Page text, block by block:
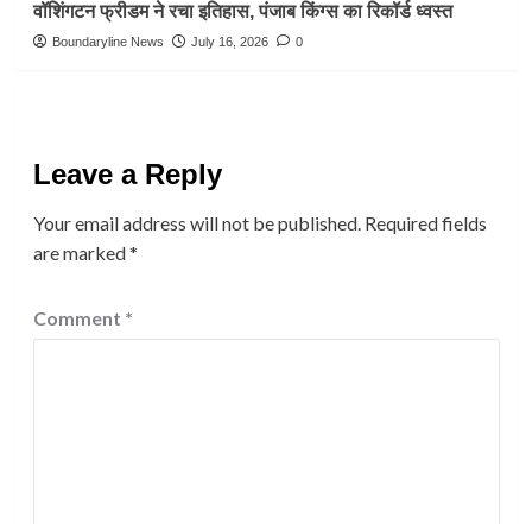
वॉशिंगटन फ्रीडम ने रचा इतिहास, पंजाब किंग्स का रिकॉर्ड ध्वस्त
Boundaryline News July 16, 2026 0
Leave a Reply
Your email address will not be published. Required fields
are marked*
Comment *